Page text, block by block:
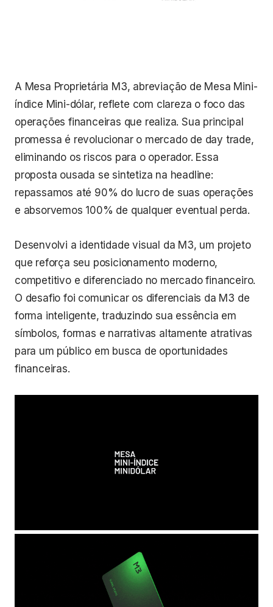
A Mesa Proprietária M3, abreviação de Mesa Mini-
índice Mini-dólar, reflete com clareza o foco das
operações financeiras que realiza. Sua principal
promessa é revolucionar o mercado de day trade,
eliminando os riscos para o operador. Essa
proposta ousada se sintetiza na headline:
repassamos até 90% do lucro de suas operações
e absorvemos 100% de qualquer eventual perda.
Desenvolvi a identidade visual da M3, um projeto
que reforça seu posicionamento moderno,
competitivo e diferenciado no mercado financeiro.
O desafio foi comunicar os diferenciais da M3 de
forma inteligente, traduzindo sua essência em
símbolos, formas e narrativas altamente atrativas
para um público em busca de oportunidades
financeiras.